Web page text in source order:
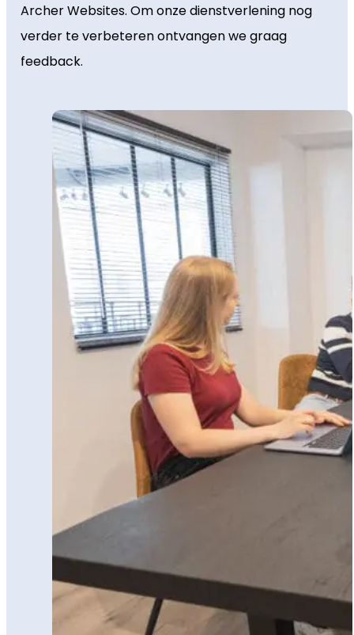
Archer Websites. Om onze dienstverlening nog
verder te verbeteren ontvangen we graag
feedback.